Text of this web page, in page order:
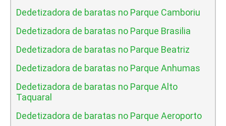
Dedetizadora de baratas no Parque Camboriu
Dedetizadora de baratas no Parque Brasilia
Dedetizadora de baratas no Parque Beatriz
Dedetizadora de baratas no Parque Anhumas
Dedetizadora de baratas no Parque Alto
Taquaral
Dedetizadora de baratas no Parque Aeroporto